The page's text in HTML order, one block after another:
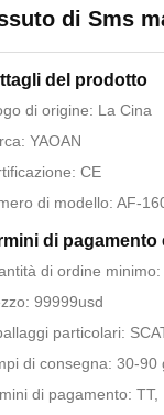
di Sms
del prodotto
di origine: La Cina
YAOAN
CE
di modello: AF-
di pagamento
di ordine minimo:
99999usd
particolari:
di consegna: 30-90
di pagamento: TT,